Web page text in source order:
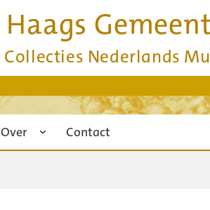
Haags
Collecties Nederlands
Over Contact